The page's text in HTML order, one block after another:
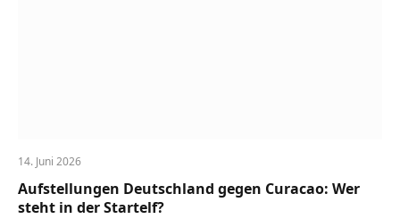
14. Juni 2026
Aufstellungen Deutschland gegen Curacao: Wer
steht in der Startelf?